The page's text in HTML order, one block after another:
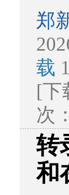
郑
载
[下
次：
转
和